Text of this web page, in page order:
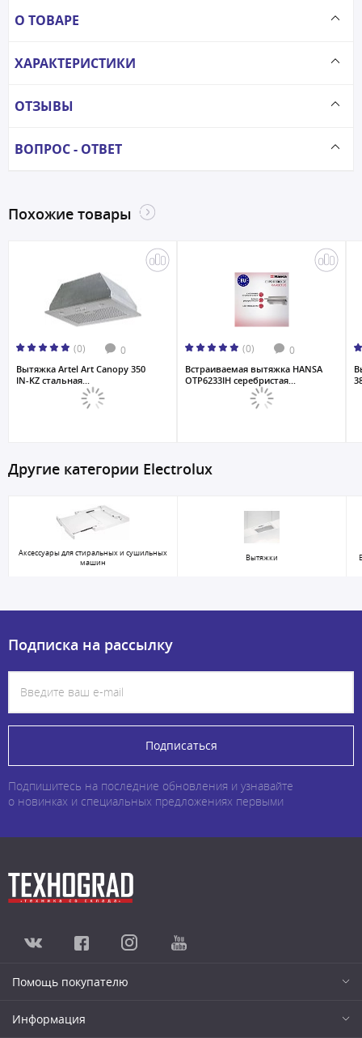
О ТОВАРЕ
ХАРАКТЕРИСТИКИ
ОТЗЫВЫ
ВОПРОС - ОТВЕТ
Похожие товары
(0) 0
Вытяжка Artel Art Canopy 350
IN-KZ стальная...
(0) 0
Встраиваемая вытяжка HANSA
OTP6233IH серебристая...
Другие категории Electrolux
Аксессуары для стиральных и сушильных
машин
Вытяжки
Подписка на рассылку
Подписаться
Подпишитесь на последние обновления и узнавайте
о новинках и специальных предложениях первыми
Помощь покупателю
Информация